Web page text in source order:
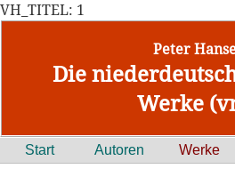
VH_TITEL: 1
Peter
Die
Werke
Start Autoren Werke